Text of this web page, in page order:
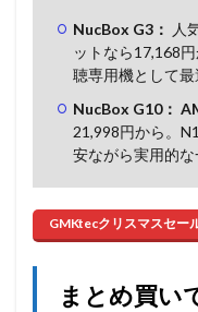
NucBox G3： 人
ットなら17,168
聴専用機として最
NucBox G10：
21,998円から。
安ながら実用的な
GMKtecクリスマスセー
まとめ買い